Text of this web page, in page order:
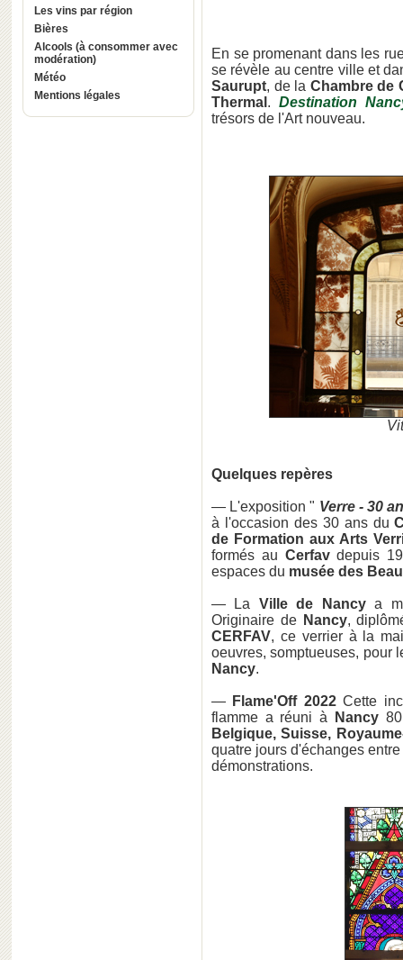
Les vins par région
Bières
Alcools (à consommer avec
modération)
Météo
Mentions légales
En se promenant dans les
se révèle au centre ville et
Saurupt, de la Chambre de
Thermal . Destination
trésors de l'Art nouveau.
Quelques repères
— L'exposition " Verre - 30
à l'occasion des 30 ans du
de Formation aux Arts
formés au Cerfavdepuis
espaces du musée des
— La Ville de Nancy a
Originaire de Nancy,
CERFAV, ce verrier à la
oeuvres, somptueuses, pour
Nancy.
— Flame'Off 2022Cette
flamme a réuni à
Nancy
Belgique, Suisse,
quatre jours d'échanges
démonstrations.